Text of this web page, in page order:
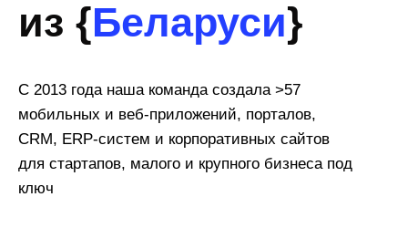
С 2013 года наша команда создала >57
мобильных и веб-приложений, порталов,
для стартапов, малого и крупного бизнеса под
ключ